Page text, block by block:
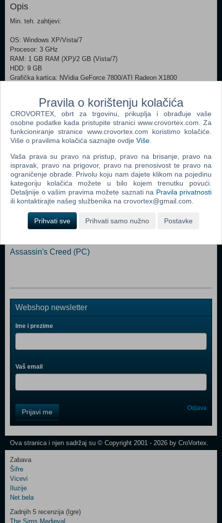
Opis
Min. teh. zahtjevi:
OS: Windows XP/Vista/7
Procesor: 3 GHz
RAM: 1 GB RAM (XP)/2 GB (Vista/7)
HDD: 9 GB
Grafička kartica: NVidia GeForce 7800/ATI Radeon X1800
Zvučna kartica: kompatibilna s DirectX 9.0c
DirectX: verzija 9.0c
Dodaj u košaricu
Popularno
Grand Theft Auto San Andreas (PC)
Grand Theft Auto Vice City (PC)
Grand Theft Auto IV (PC)
Call Of Duty 4 Modern Warfare (PC)
Assassin's Creed (PC)
Webshop newsletter
Ime i prezime
Vaš email
Field
One
Newsletter
Control
Field
Two
Newsletter
Prijavi me Odjava
Ova stranica i njen sadržaj su © Copyright 2001 - 2026 by CroVortex.
Zabava
Šifre
Vicevi
Iluzije
Net.bela
Zadnjih 5 recenzija (Igre)
The Sims Medieval
Pravila o korištenju kolačića
CROVORTEX, obrt za trgovinu, prikuplja i obrađuje vaše
osobne podatke kada pristupite stranici www.crovortex.com. Za
funkcioniranje stranice www.crovortex.com koristimo kolačiće.
Više o pravilima kolačića saznajte ovdje Više
Vaša prava su pravo na pristup, pravo na brisanje, pravo na
ispravak, pravo na prigovor, pravo na prenosivost te pravo na
ograničenje obrade. Privolu koju nam dajete klikom na pojedinu
kategoriju kolačića možete u bilo kojem trenutku povući.
Detaljnije o vašim pravima možete saznati na Pravila privatnosti
ili kontaktirajte našeg službenika na crovortex@gmail.com.
Prihvati sve Prihvati samo nužno Postavke